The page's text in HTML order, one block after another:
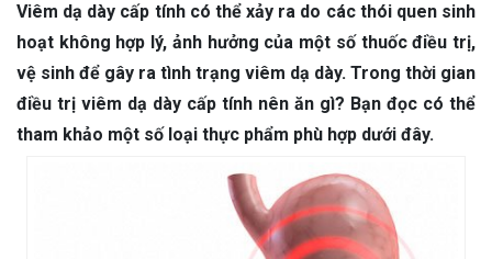
Viêm dạ dày cấp tính có thể xảy ra do các thói quen sinh
hoạt không hợp lý, ảnh hưởng của một số thuốc điều trị,
vệ sinh để gây ra tình trạng viêm dạ dày. Trong thời gian
điều trị viêm dạ dày cấp tính nên ăn gì? Bạn đọc có thể
tham khảo một số loại thực phẩm phù hợp dưới đây.